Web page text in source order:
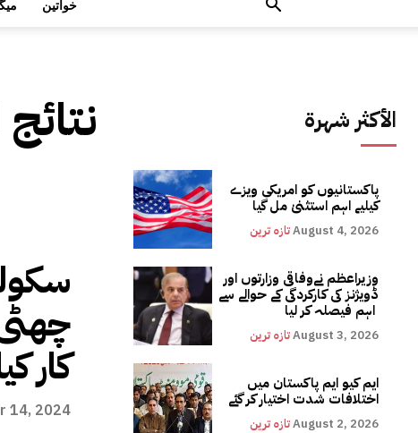
خواتین
کار
14, 2024
الأكثر شهرة
پاکستانیوں کو امریکی ویزے
کیلیے اہم استثنیٰ مل گیا
تازہ ترینAugust 4, 2026
وزیراعظم نےوفاقی وزارتوں اور
ڈویژنز کی کارکردگی کے حوالے سے
تازہ ترینAugust 3, 2026
ایم کیو ایم پاکستان میں
اختلافات شدت اختیار کر گئے
تازہ ترینAugust 2, 2026